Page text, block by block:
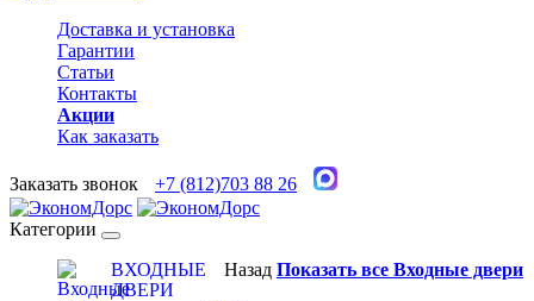
Доставка и установка
Гарантии
Статьи
Контакты
Акции
Как заказать
Заказать звонок +7 (812)703 88 26
Категории
ВХОДНЫЕ
ДВЕРИ
Назад Показать все Входные двери